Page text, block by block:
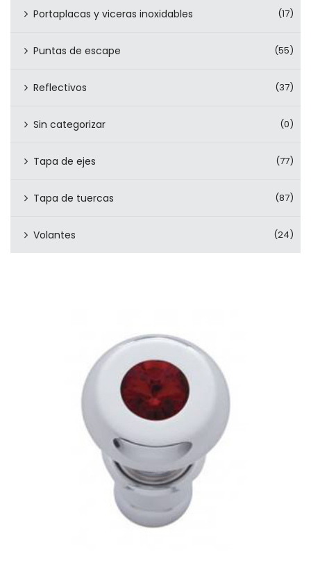
Portaplacas y viceras inoxidables (17)
Puntas de escape (55)
Reflectivos (37)
Sin categorizar (0)
Tapa de ejes (77)
Tapa de tuercas (87)
Volantes (24)